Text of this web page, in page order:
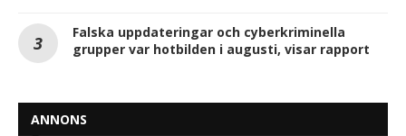
Falska uppdateringar och cyberkriminella
grupper var hotbilden i augusti, visar rapport
ANNONS